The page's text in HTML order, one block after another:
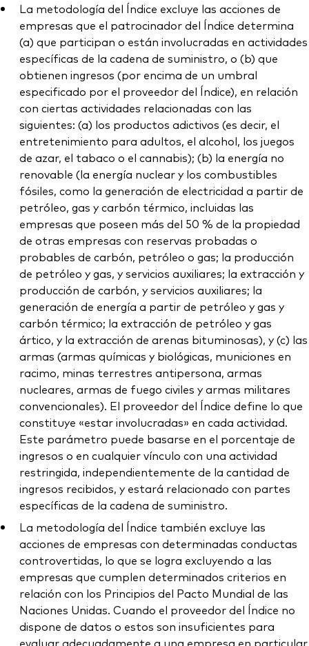
La metodología del Índice excluye las acciones de
empresas que el patrocinador del Índice determina
(a) que participan o están involucradas en actividades
específicas de la cadena de suministro, o (b) que
obtienen ingresos (por encima de un umbral
especificado por el proveedor del Índice), en relación
con ciertas actividades relacionadas con las
siguientes: (a) los productos adictivos (es decir, el
entretenimiento para adultos, el alcohol, los juegos
de azar, el tabaco o el cannabis); (b) la energía no
renovable (la energía nuclear y los combustibles
fósiles, como la generación de electricidad a partir de
petróleo, gas y carbón térmico, incluidas las
empresas que poseen más del 50 % de la propiedad
de otras empresas con reservas probadas o
probables de carbón, petróleo o gas; la producción
de petróleo y gas, y servicios auxiliares; la extracción y
producción de carbón, y servicios auxiliares; la
generación de energía a partir de petróleo y gas y
carbón térmico; la extracción de petróleo y gas
ártico, y la extracción de arenas bituminosas), y (c) las
armas (armas químicas y biológicas, municiones en
racimo, minas terrestres antipersona, armas
nucleares, armas de fuego civiles y armas militares
convencionales). El proveedor del Índice define lo que
constituye «estar involucradas» en cada actividad.
Este parámetro puede basarse en el porcentaje de
ingresos o en cualquier vínculo con una actividad
restringida, independientemente de la cantidad de
ingresos recibidos, y estará relacionado con partes
específicas de la cadena de suministro.
La metodología del Índice también excluye las
acciones de empresas con determinadas conductas
controvertidas, lo que se logra excluyendo a las
empresas que cumplen determinados criterios en
relación con los Principios del Pacto Mundial de las
Naciones Unidas. Cuando el proveedor del Índice no
dispone de datos o estos son insuficientes para
evaluar adecuadamente a una empresa en particular